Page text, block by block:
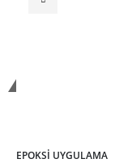
EPOKSI UYGULAMA